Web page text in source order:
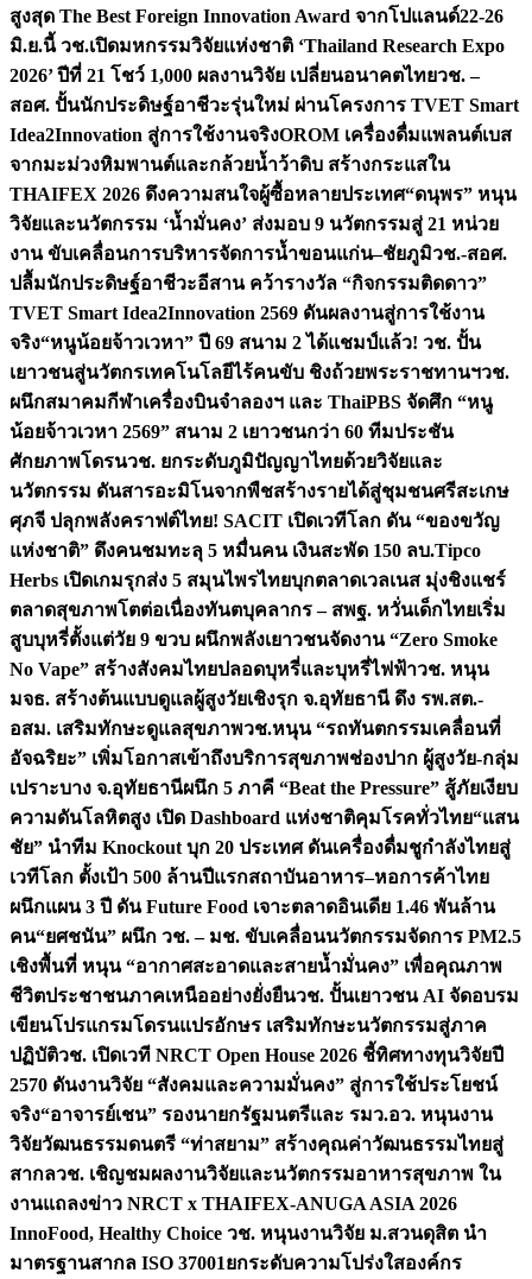
สูงสุด The Best Foreign Innovation Award จากโปแลนด์22-26
มิ.ย.นี้ วช.เปิดมหกรรมวิจัยแห่งชาติ ‘Thailand Research Expo
2026’ ปีที่ 21 โชว์ 1,000 ผลงานวิจัย เปลี่ยนอนาคตไทยวช. –
สอศ. ปั้นนักประดิษฐ์อาชีวะรุ่นใหม่ ผ่านโครงการ TVET Smart
Idea2Innovation สู่การใช้งานจริงOROM เครื่องดื่มแพลนต์เบส
จากมะม่วงหิมพานต์และกล้วยน้ำว้าดิบ สร้างกระแสใน
THAIFEX 2026 ดึงความสนใจผู้ซื้อหลายประเทศ“ดนุพร” หนุน
วิจัยและนวัตกรรม ‘น้ำมั่นคง’ ส่งมอบ 9 นวัตกรรมสู่ 21 หน่วย
งาน ขับเคลื่อนการบริหารจัดการน้ำขอนแก่น–ชัยภูมิวช.-สอศ.
ปลื้มนักประดิษฐ์อาชีวะอีสาน คว้ารางวัล “กิจกรรมติดดาว”
TVET Smart Idea2Innovation 2569 ดันผลงานสู่การใช้งาน
จริง“หนูน้อยจ้าวเวหา” ปี 69 สนาม 2 ได้แชมป์แล้ว! วช. ปั้น
เยาวชนสู่นวัตกรเทคโนโลยีไร้คนขับ ชิงถ้วยพระราชทานฯวช.
ผนึกสมาคมกีฬาเครื่องบินจำลองฯ และ ThaiPBS จัดศึก “หนู
น้อยจ้าวเวหา 2569” สนาม 2 เยาวชนกว่า 60 ทีมประชัน
ศักยภาพโดรนวช. ยกระดับภูมิปัญญาไทยด้วยวิจัยและ
นวัตกรรม ดันสารอะมิโนจากพืชสร้างรายได้สู่ชุมชนศรีสะเกษ
ศุภจี ปลุกพลังคราฟต์ไทย! SACIT เปิดเวทีโลก ดัน “ของขวัญ
แห่งชาติ” ดึงคนชมทะลุ 5 หมื่นคน เงินสะพัด 150 ลบ.Tipco
Herbs เปิดเกมรุกส่ง 5 สมุนไพรไทยบุกตลาดเวลเนส มุ่งชิงแชร์
ตลาดสุขภาพโตต่อเนื่องทันตบุคลากร – สพฐ. หวั่นเด็กไทยเริ่ม
สูบบุหรี่ตั้งแต่วัย 9 ขวบ ผนึกพลังเยาวชนจัดงาน “Zero Smoke
No Vape” สร้างสังคมไทยปลอดบุหรี่และบุหรี่ไฟฟ้าวช. หนุน
มจธ. สร้างต้นแบบดูแลผู้สูงวัยเชิงรุก จ.อุทัยธานี ดึง รพ.สต.-
อสม. เสริมทักษะดูแลสุขภาพวช.หนุน “รถทันตกรรมเคลื่อนที่
อัจฉริยะ” เพิ่มโอกาสเข้าถึงบริการสุขภาพช่องปาก ผู้สูงวัย-กลุ่ม
เปราะบาง จ.อุทัยธานีผนึก 5 ภาคี “Beat the Pressure” สู้ภัยเงียบ
ความดันโลหิตสูง เปิด Dashboard แห่งชาติคุมโรคทั่วไทย“แสน
ชัย” นำทีม Knockout บุก 20 ประเทศ ดันเครื่องดื่มชูกำลังไทยสู่
เวทีโลก ตั้งเป้า 500 ล้านปีแรกสถาบันอาหาร–หอการค้าไทย
ผนึกแผน 3 ปี ดัน Future Food เจาะตลาดอินเดีย 1.46 พันล้าน
คน“ยศชนัน” ผนึก วช. – มช. ขับเคลื่อนนวัตกรรมจัดการ PM2.5
เชิงพื้นที่ หนุน “อากาศสะอาดและสายน้ำมั่นคง” เพื่อคุณภาพ
ชีวิตประชาชนภาคเหนืออย่างยั่งยืนวช. ปั้นเยาวชน AI จัดอบรม
เขียนโปรแกรมโดรนแปรอักษร เสริมทักษะนวัตกรรมสู่ภาค
ปฏิบัติวช. เปิดเวที NRCT Open House 2026 ชี้ทิศทางทุนวิจัยปี
2570 ดันงานวิจัย “สังคมและความมั่นคง” สู่การใช้ประโยชน์
จริง“อาจารย์เชน” รองนายกรัฐมนตรีและ รมว.อว. หนุนงาน
วิจัยวัฒนธรรมดนตรี “ท่าสยาม” สร้างคุณค่าวัฒนธรรมไทยสู่
สากลวช. เชิญชมผลงานวิจัยและนวัตกรรมอาหารสุขภาพ ใน
งานแถลงข่าว NRCT x THAIFEX-ANUGA ASIA 2026
InnoFood, Healthy Choice วช. หนุนงานวิจัย ม.สวนดุสิต นำ
มาตรฐานสากล ISO 37001ยกระดับความโปร่งใสองค์กร